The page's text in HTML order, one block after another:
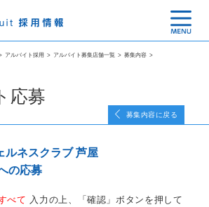
アルバイト採用 > アルバイト募集店舗一覧 > 募集内容 >
応募
募集内容に戻る
ルネスクラブ 芦屋
の応募
べて 入力の上、「確認」ボタンを押して